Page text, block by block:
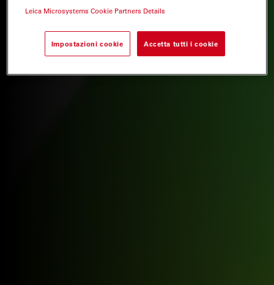
Leica Microsystems Cookie Partners Details
Impostazioni cookie Accetta tutti i cookie